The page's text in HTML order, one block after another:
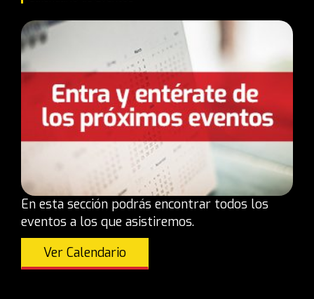
En esta sección podrás encontrar todos los
eventos a los que asistiremos.
Ver Calendario